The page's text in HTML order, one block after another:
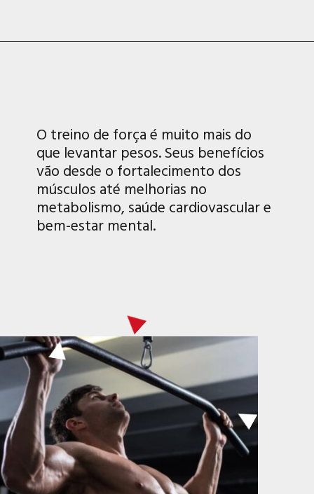
O treino de força é muito mais do
que levantar pesos. Seus benefícios
vão desde o fortalecimento dos
músculos até melhorias no
metabolismo, saúde cardiovascular e
bem-estar mental.